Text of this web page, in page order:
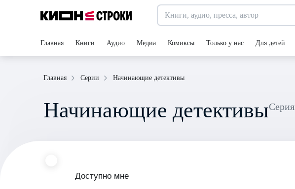
Главная Книги Аудио Медиа Комиксы Только у нас Для детей
Главная Серии Начинающие детективы
Начинающие детективы Серия
Доступно мне